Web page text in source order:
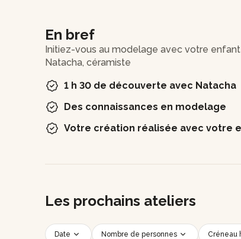
En bref
Initiez-vous au modelage avec votre
Natacha, céramiste
1 h 30 de découverte avec Natacha
Des connaissances en modelage
Votre création réalisée avec votre
Les prochains ateliers
Date Nombre de personnes Créneau